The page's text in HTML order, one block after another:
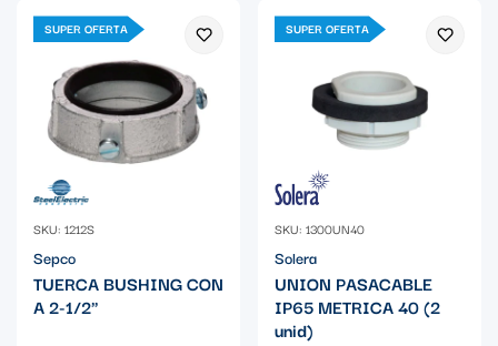
SUPER OFERTA
SKU: 1212S
Sepco
TUERCA BUSHING CON
A 2-1/2"
SUPER OFERTA
SKU: 1300UN40
Solera
UNION PASACABLE
IP65 METRICA 40 (2
unid)